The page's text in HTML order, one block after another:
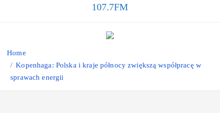
107.7FM
Home
Kopenhaga: Polska i kraje północy zwiększą współpracę w
sprawach energii